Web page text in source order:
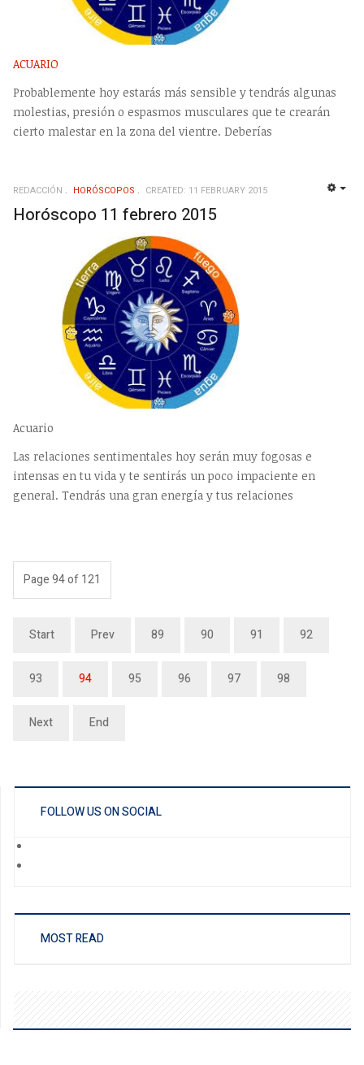
ACUARIO
Probablemente hoy estarás más sensible y tendrás algunas
molestias, presión o espasmos musculares que te crearán
cierto malestar en la zona del vientre. Deberías
REDACCIÓN HORÓSCOPOS CREATED: 11 FEBRUARY 2015
Horóscopo 11 febrero 2015
Acuario
Las relaciones sentimentales hoy serán muy fogosas e
intensas en tu vida y te sentirás un poco impaciente en
general. Tendrás una gran energía y tus relaciones
Page 94 of 121
Start Prev 89 90 91 92
93 94 95 96 97 98
Next End
FOLLOW US ON SOCIAL
MOST READ